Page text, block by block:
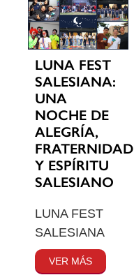
LUNA FEST
SALESIANA:
UNA
NOCHE DE
ALEGRÍA,
FRATERNIDAD
Y ESPÍRITU
SALESIANO
LUNA FEST
SALESIANA
VER MÁS